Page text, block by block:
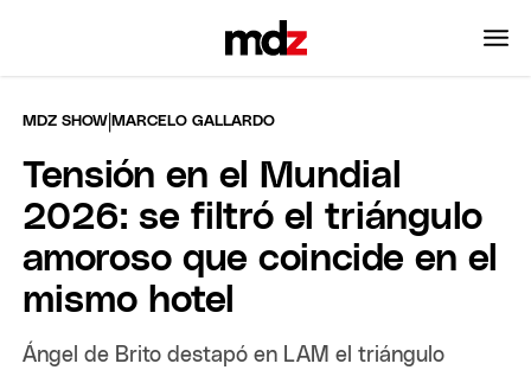
MDZ SHOW |MARCELO GALLARDO
Tensión en el Mundial
2026: se filtró el triángulo
amoroso que coincide en el
mismo hotel
Ángel de Brito destapó en LAM el triángulo